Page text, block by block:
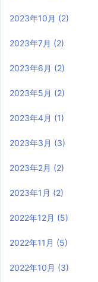
2023年10月 (2)
2023年7月 (2)
2023年6月 (2)
2023年5月 (2)
2023年4月 (1)
2023年3月 (3)
2023年2月 (2)
2023年1月 (2)
2022年12月 (5)
2022年11月 (5)
2022年10月 (3)